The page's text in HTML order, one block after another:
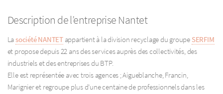
Description de l’entreprise Nantet
Lasociété NANTETappartient à la division recyclage du groupe SERFIM
et propose depuis 22 ans des services auprès des collectivités, des
industriels et des entreprises du BTP.
Elle est représentée avec trois agences ; Aigueblanche, Francin,
Marignier et regroupe plus d’une centaine de professionnels dans les